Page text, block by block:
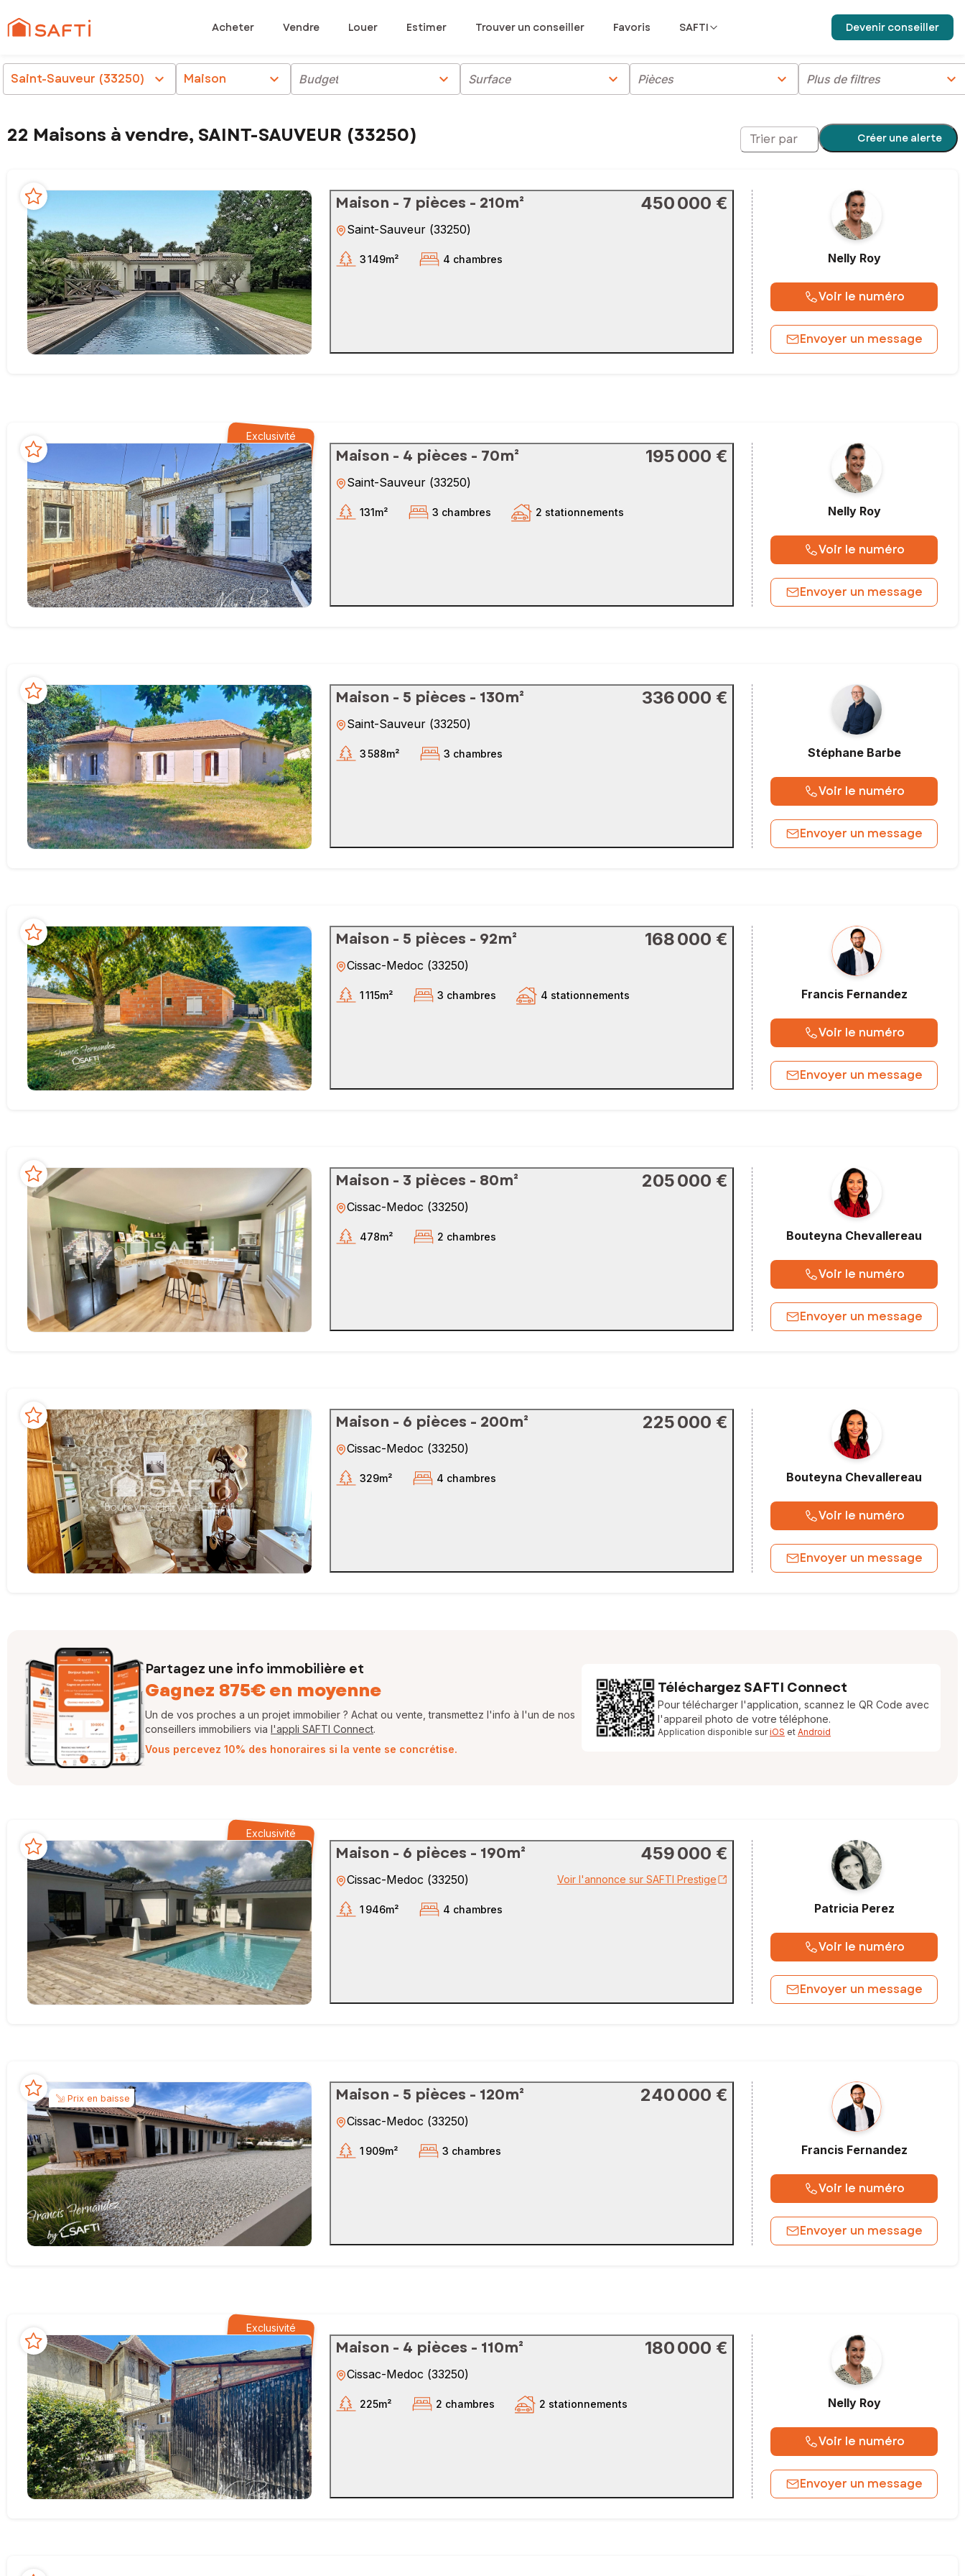
Acheter Vendre Louer Estimer Trouver un conseiller Favoris SAFTI Devenir conseiller
Saint-Sauveur (33250) chevron_right Maison chevron_right Budget chevron_right Surface chevron_right Pièces chevron_right Plus de filtres chevron_right
22 Maisons à vendre, SAINT-SAUVEUR (33250) Trier par Créer une alerte
Maison - 7 pièces - 210m² 450 000 €
Saint-Sauveur (33250)
3 149m² 4 chambres Nelly Roy
Voir le numéro
Envoyer un message
Exclusivité
Maison - 4 pièces - 70m² 195 000 €
Saint-Sauveur (33250)
131m² 3 chambres 2 stationnements Nelly Roy
Voir le numéro
Envoyer un message
Maison - 5 pièces - 130m² 336 000 €
Saint-Sauveur (33250)
3 588m² 3 chambres Stéphane Barbe
Voir le numéro
Envoyer un message
Maison - 5 pièces - 92m² 168 000 €
Cissac-Medoc (33250)
1 115m² 3 chambres 4 stationnements Francis Fernandez
Voir le numéro
Envoyer un message
Maison - 3 pièces - 80m² 205 000 €
Cissac-Medoc (33250)
478m² 2 chambres Bouteyna Chevallereau
Voir le numéro
Envoyer un message
Maison - 6 pièces - 200m² 225 000 €
Cissac-Medoc (33250)
329m² 4 chambres Bouteyna Chevallereau
Voir le numéro
Envoyer un message
Partagez une info immobilière et
Gagnez 875€ en moyenne
Un de vos proches a un projet immobilier ? Achat ou vente, transmettez l'info à l'un de nos
conseillers immobiliers via l'appli SAFTI Connect.
Vous percevez 10% des honoraires si la vente se concrétise.
Téléchargez SAFTI Connect
Pour télécharger l'application, scannez le QR Code avec
l'appareil photo de votre téléphone.
Application disponible suriOS et Android
Exclusivité
Maison - 6 pièces - 190m² 459 000 €
Cissac-Medoc (33250) Voir l'annonce sur SAFTI Prestige
1 946m² 4 chambres Patricia Perez
Voir le numéro
Envoyer un message
Prix en baisse Maison - 5 pièces - 120m² 240 000 €
Cissac-Medoc (33250)
1 909m² 3 chambres Francis Fernandez
Voir le numéro
Envoyer un message
Exclusivité
Maison - 4 pièces - 110m² 180 000 €
Cissac-Medoc (33250)
225m² 2 chambres 2 stationnements Nelly Roy
Voir le numéro
Envoyer un message